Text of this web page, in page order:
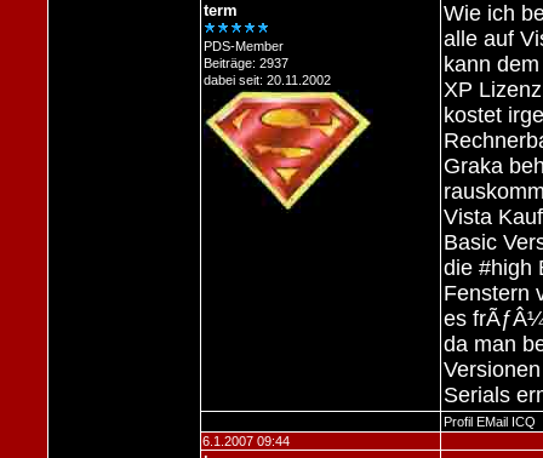
term
PDS-Member
Beiträge: 2937
dabei seit: 20.11.2002
Wie ich
alle auf
kann
XP
kostet
Graka
Vista
Basic
die #high
Fenstern
es
da man
Serials
Profil EMail ICQ
6.1.2007 09:44